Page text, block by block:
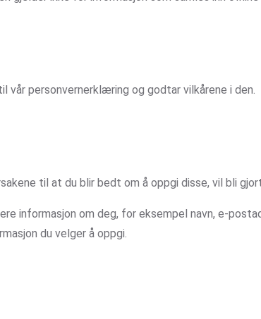
personvernerklæring og godtar vilkårene i den.
til at du blir bedt om å oppgi disse, vil bli
informasjon om deg, for eksempel navn, e-
du velger å oppgi.